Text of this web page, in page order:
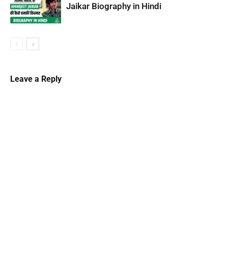
Jaikar Biography in Hindi
Leave a Reply